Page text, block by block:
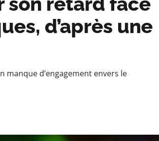
d’après une
manque d’engagement envers le